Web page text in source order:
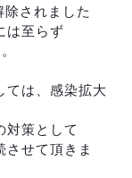
されました
は至らず
ては、感染拡大
対策として
せて頂きま